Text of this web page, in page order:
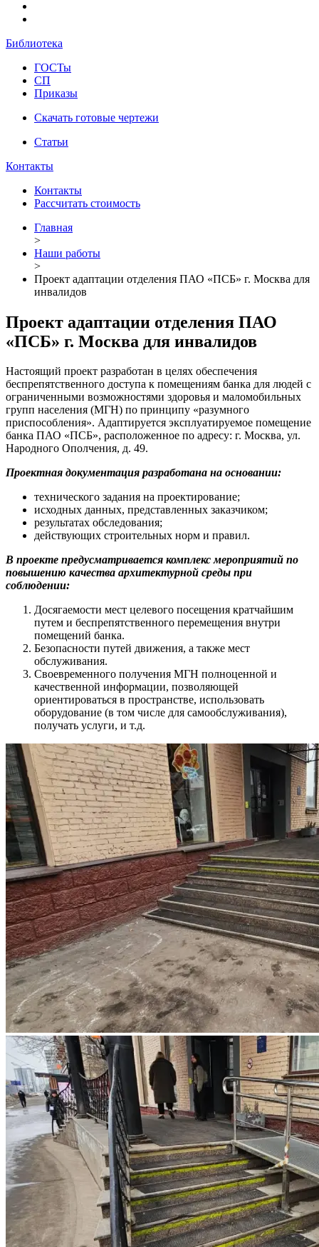
Библиотека
ГОСТы
СП
Приказы
Скачать готовые чертежи
Статьи
Контакты
Контакты
Рассчитать стоимость
Главная
>
Наши работы
>
Проект адаптации отделения ПАО «ПСБ» г. Москва для
инвалидов
Проект адаптации отделения ПАО
«ПСБ» г. Москва для инвалидов
Настоящий проект разработан в целях обеспечения
беспрепятственного доступа к помещениям банка для людей с
ограниченными возможностями здоровья и маломобильных
групп населения (МГН) по принципу «разумного
приспособления». Адаптируется эксплуатируемое помещение
банка ПАО «ПСБ», расположенное по адресу: г. Москва, ул.
Народного Ополчения, д. 49.
Проектная документация разработана на основании:
технического задания на проектирование;
исходных данных, представленных заказчиком;
результатах обследования;
действующих строительных норм и правил.
В проекте предусматривается комплекс мероприятий по
повышению качества архитектурной среды при
соблюдении:
Досягаемости мест целевого посещения кратчайшим
путем и беспрепятственного перемещения внутри
помещений банка.
Безопасности путей движения, а также мест
обслуживания.
Своевременного получения МГН полноценной и
качественной информации, позволяющей
ориентироваться в пространстве, использовать
оборудование (в том числе для самообслуживания),
получать услуги, и т.д.